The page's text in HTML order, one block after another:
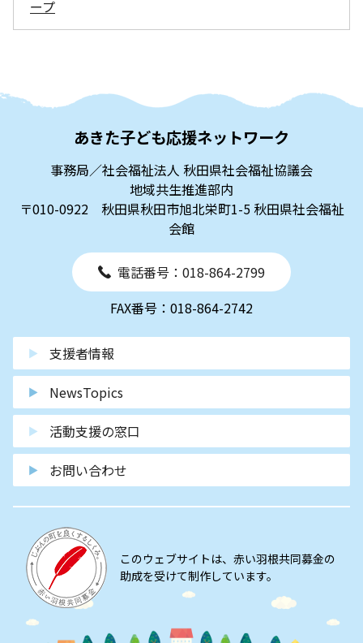
ープ
あきた子ども応援ネットワーク
事務局／社会福祉法人 秋田県社会福祉協議会
地域共生推進部内
〒010-0922 秋田県秋田市旭北栄町1-5 秋田県社会福祉
会館
電話番号：018-864-2799
FAX番号：018-864-2742
支援者情報
NewsTopics
活動支援の窓口
お問い合わせ
このウェブサイトは、赤い羽根共同募金の
助成を受けて制作しています。